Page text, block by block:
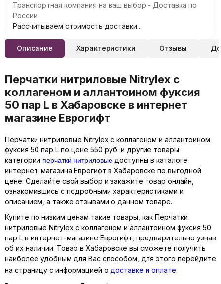
Транспортная компания на ваш выбор - Доставка по
России
Рассчитываем стоимость доставки...
Описание Характеристики Отзывы
Перчатки нитриловые Nitrylex с
коллагеном и аллантоином фуксия
50 пар L в Хабаровске в интернет
магазине Еврогифт
Перчатки нитриловые Nitrylex с коллагеном и аллантоином
фуксия 50 пар L по цене 550 руб. и другие товары
категории перчатки нитриловые доступны в каталоге
интернет-магазина Еврогифт в Хабаровске по выгодной
цене. Сделайте свой выбор и закажите товар онлайн,
ознакомившись с подробными характеристиками и
описанием, а также отзывами о данном товаре.
Купите по низким ценам такие товары, как Перчатки
нитриловые Nitrylex с коллагеном и аллантоином фуксия 50
пар L в интернет-магазине Еврогифт, предварительно узнав
об их наличии. Товар в Хабаровске вы сможете получить
наиболее удобным для Вас способом, для этого перейдите
на страницу с информацией о доставке и оплате.